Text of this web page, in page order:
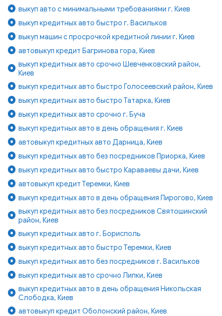
выкуп авто с минимальными требованиями г. Киев
выкуп кредитных авто быстро г. Васильков
выкуп машин с просрочкой кредитной линии г. Киев
автовыкуп кредит Багринова гора, Киев
выкуп кредитных авто срочно Шевченковский район,
Киев
выкуп кредитных авто быстро Голосеевский район, Киев
выкуп кредитных авто быстро Татарка, Киев
выкуп кредитных авто срочно г. Буча
выкуп кредитных авто в день обращения г. Киев
автовыкуп кредитных авто Дарница, Киев
выкуп кредитных авто без посредников Приорка, Киев
выкуп кредитных авто быстро Караваевы дачи, Киев
автовыкуп кредит Теремки, Киев
выкуп кредитных авто в день обращения Пирогово, Киев
выкуп кредитных авто без посредников Святошинский
район, Киев
выкуп кредитных авто г. Борисполь
выкуп кредитных авто быстро Теремки, Киев
выкуп кредитных авто без посредников г. Васильков
выкуп кредитных авто срочно Липки, Киев
выкуп кредитных авто в день обращения Никольская
Слободка, Киев
автовыкуп кредит Оболонский район, Киев